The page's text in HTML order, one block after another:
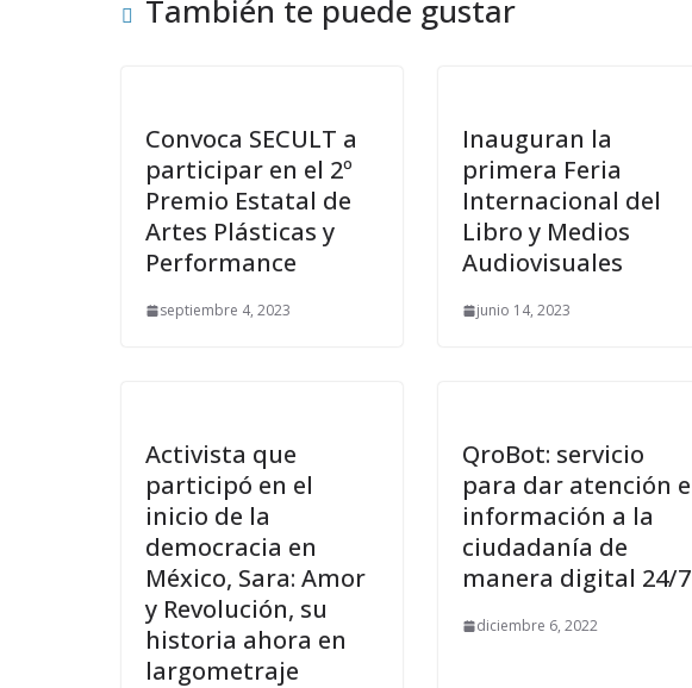
También te puede gustar
Convoca SECULT a
participar en el 2º
Premio Estatal de
Artes Plásticas y
Performance
septiembre 4, 2023
Inauguran la
primera Feria
Internacional del
Libro y Medios
Audiovisuales
junio 14, 2023
Activista que
participó en el
inicio de la
democracia en
México, Sara: Amor
y Revolución, su
historia ahora en
largometraje
QroBot: servicio
para dar atención e
información a la
ciudadanía de
manera digital 24/7
diciembre 6, 2022